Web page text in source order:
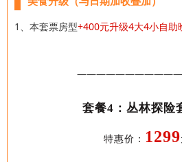
1、本套票房型+400元升级4大4小自助
套餐4：丛林探险
特惠价： 1299